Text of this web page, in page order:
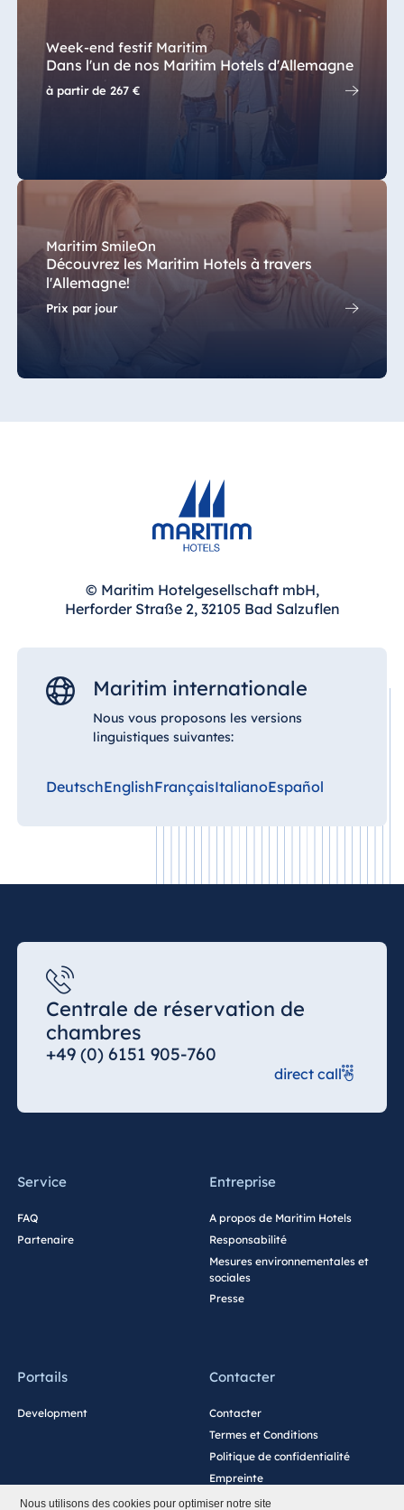
Nous utilisons des cookies pour optimiser notre site
Albanie
Hotel Plaza
Bulgarie
Hotel Paradise
Antonine Hotel &
Week-end festif Maritim
Dans l'un de nos Maritim Hotels d'Allemagne
à partir de 267 €
Maritim SmileOn
Découvrez les Maritim Hotels à travers
l'Allemagne!
Prix par jour
© Maritim Hotelgesellschaft mbH,
Herforder Straße 2, 32105 Bad Salzuflen
Maritim internationale
Nous vous proposons les versions
linguistiques suivantes:
DeutschEnglishFrançaisItalianoEspañol
Centrale de réservation de
chambres
+49 (0) 6151 905-760
direct call
Service
FAQ
Partenaire
Entreprise
A propos de Maritim Hotels
Responsabilité
Mesures environnementales et
sociales
Presse
Portails
Development
Contacter
Contacter
Termes et Conditions
Politique de confidentialité
Empreinte
Paramètres des cookies